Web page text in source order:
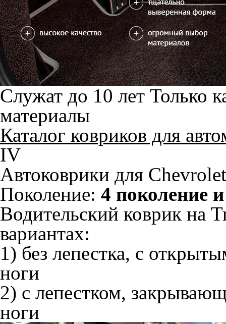
Служат до 10 лет Только
материалы
Каталог ковриков для
IV
Автоковрики для
Поколение: 4 поколение
Водительский коврик на
вариантах:
1) без лепестка, с
ноги
2) с лепестком,
ноги